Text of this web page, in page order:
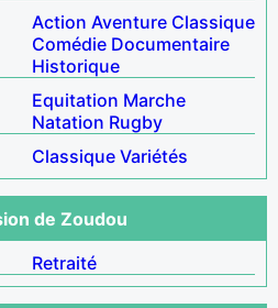
Action Aventure Classique
Comédie Documentaire
Historique
Equitation Marche
Natation Rugby
Classique Variétés
de Zoudou
Retraité